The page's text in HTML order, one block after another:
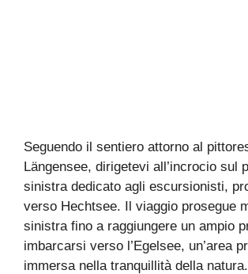
Seguendo il sentiero attorno al
Längensee, dirigetevi all’incrocio sul
sinistra dedicato agli escursionisti,
verso Hechtsee. Il viaggio prosegue
sinistra fino a raggiungere un ampio
imbarcarsi verso l’Egelsee, un’area
immersa nella tranquillità della